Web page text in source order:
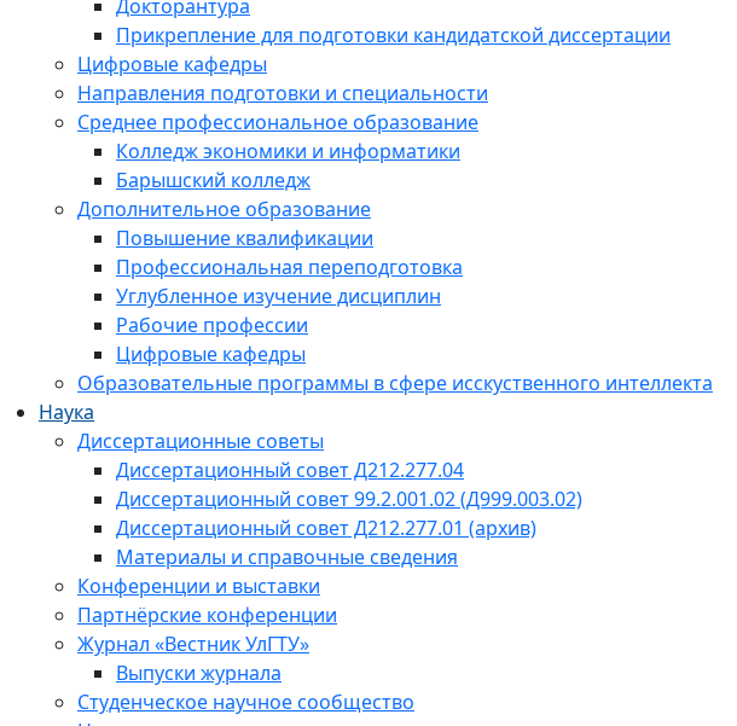
Докторантура
Прикрепление для подготовки кандидатской диссертации
Цифровые кафедры
Направления подготовки и специальности
Среднее профессиональное образование
Колледж экономики и информатики
Барышский колледж
Дополнительное образование
Повышение квалификации
Профессиональная переподготовка
Углубленное изучение дисциплин
Рабочие профессии
Цифровые кафедры
Образовательные программы в сфере исскуственного интеллекта
Наука
Диссертационные советы
Диссертационный совет Д212.277.04
Диссертационный совет 99.2.001.02 (Д999.003.02)
Диссертационный совет Д212.277.01 (архив)
Материалы и справочные сведения
Конференции и выставки
Партнёрские конференции
Журнал «Вестник УлГТУ»
Выпуски журнала
Студенческое научное сообщество